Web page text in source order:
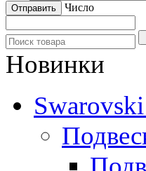
Число
Новинки